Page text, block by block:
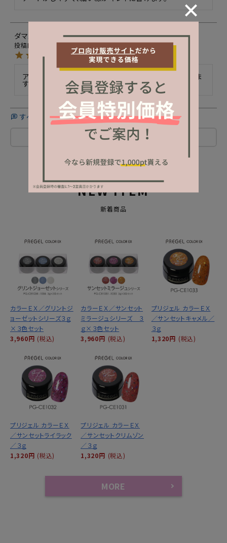
ダマスクローズ 14 購入者
非公開
投稿日
2024/03/07
アートにはやっぱりライナーホワイト。これだと思っていま
す！
すべてのレビューを見る
レビューを書く
NEW ITEM
新着商品
カラーＥＸ／グリントジ
ョーゼットシリーズ３ｇ
×３色セット
3,960円 (税込)
カラーＥＸ／サンセット
ミラージュシリーズ ３
ｇ×３色セット
3,960円 (税込)
プリジェル カラーＥＸ
／サンセットキャメル／
３ｇ
1,320円 (税込)
プリジェル カラーＥＸ
／サンセットライラック
／３ｇ
1,320円 (税込)
プリジェル カラーＥＸ
／サンセットクリムゾン
／３ｇ
1,320円 (税込)
MORE